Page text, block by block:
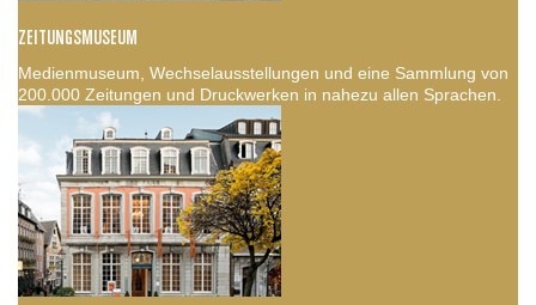
ZEITUNGSMUSEUM
Medienmuseum, Wechselausstellungen und eine Sammlung von
200.000 Zeitungen und Druckwerken in nahezu allen Sprachen.